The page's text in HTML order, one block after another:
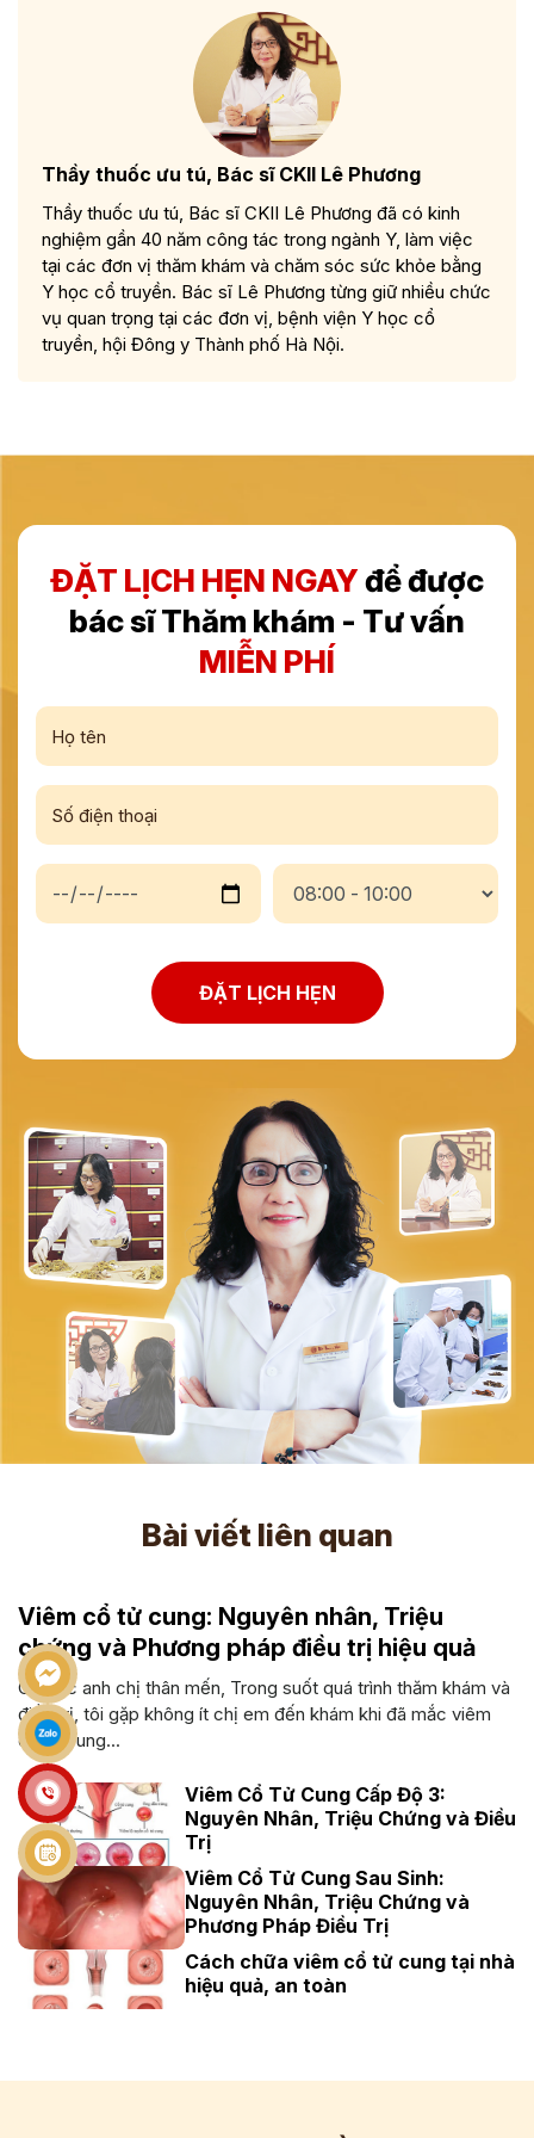
Thầy thuốc ưu tú, Bác sĩ CKII Lê Phương
Thầy thuốc ưu tú, Bác sĩ CKII Lê Phương đã có kinh
nghiệm gần 40 năm công tác trong ngành Y, làm việc
tại các đơn vị thăm khám và chăm sóc sức khỏe bằng
Y học cổ truyền. Bác sĩ Lê Phương từng giữ nhiều chức
vụ quan trọng tại các đơn vị, bệnh viện Y học cổ
truyền, hội Đông y Thành phố Hà Nội.
ĐẶT LỊCH HẸN NGAYđể được
bác sĩ Thăm khám - Tư vấn
MIỄN PHÍ
ĐẶT LỊCH HẸN
Bài viết liên quan
Viêm cổ tử cung: Nguyên nhân, Triệu
chứng và Phương pháp điều trị hiệu quả
Cô bác anh chị thân mến, Trong suốt quá trình thăm khám và
điều trị, tôi gặp không ít chị em đến khám khi đã mắc viêm
cổ tử cung...
Viêm Cổ Tử Cung Cấp Độ 3:
Nguyên Nhân, Triệu Chứng và Điều
Trị
Viêm Cổ Tử Cung Sau Sinh:
Nguyên Nhân, Triệu Chứng và
Phương Pháp Điều Trị
Cách chữa viêm cổ tử cung tại nhà
hiệu quả, an toàn